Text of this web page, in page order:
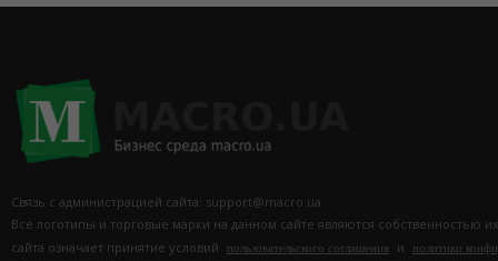
Связь с администрацией сайта: support@macro.ua.
Все логотипы и торговые марки на данном сайте являются собственностью
сайта означает принятие условий
пользовательского соглашения и политики